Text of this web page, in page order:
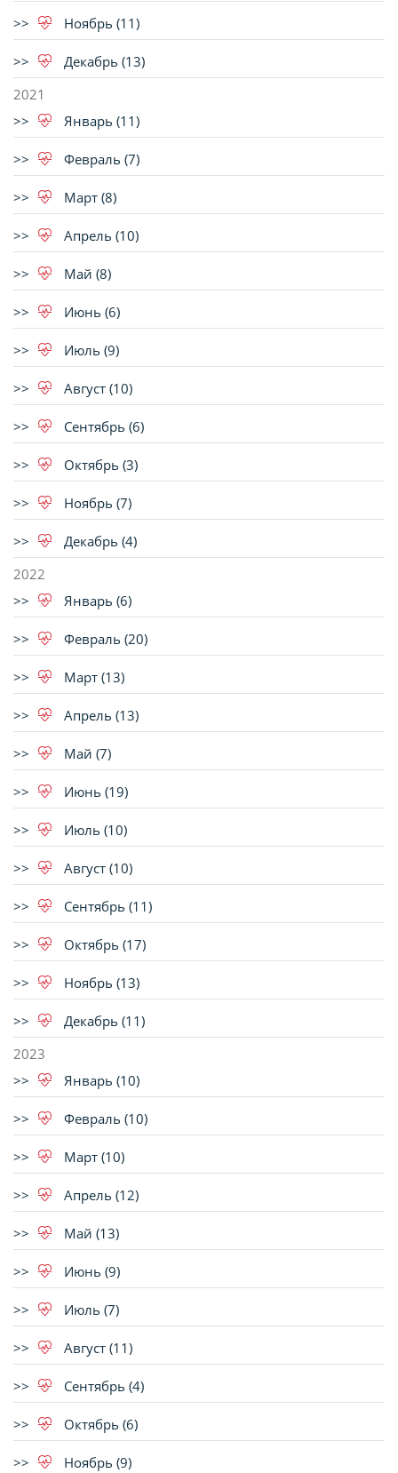
Ноябрь (11)
Декабрь (13)
2021
Январь (11)
Февраль (7)
Март (8)
Апрель (10)
Май (8)
Июнь (6)
Июль (9)
Август (10)
Сентябрь (6)
Октябрь (3)
Ноябрь (7)
Декабрь (4)
2022
Январь (6)
Февраль (20)
Март (13)
Апрель (13)
Май (7)
Июнь (19)
Июль (10)
Август (10)
Сентябрь (11)
Октябрь (17)
Ноябрь (13)
Декабрь (11)
2023
Январь (10)
Февраль (10)
Март (10)
Апрель (12)
Май (13)
Июнь (9)
Июль (7)
Август (11)
Сентябрь (4)
Октябрь (6)
Ноябрь (9)